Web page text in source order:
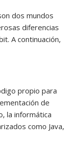
dos mundos
diferencias
A continuación,
propio para
de
la informática
como Java,